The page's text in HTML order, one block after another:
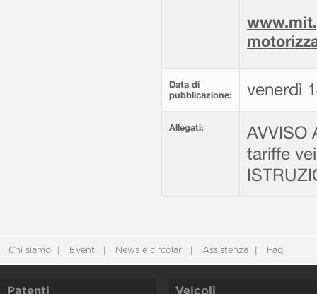
Data di
pubblicazione:
venerdì
Allegati:
AVVISO
tariffe
Chi siamo Eventi News e circolari Assistenza Faq
Patenti Veicoli